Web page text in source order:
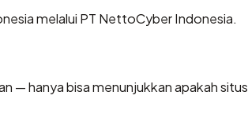
melalui PT NettoCyber Indonesia.
— hanya bisa menunjukkan apakah situs